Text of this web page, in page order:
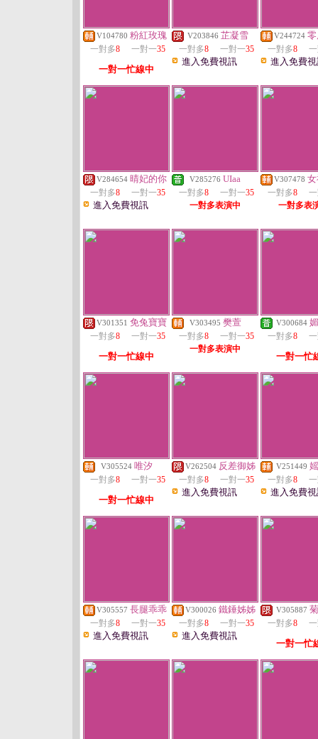
V104780 粉紅玫瑰
一對多8 一對一35
一對一忙線中
V203846 芷凝雪
一對多8 一對一35
進入免費視訊
V244724
一對多8
進入免費
V284654 晴妃的你
一對多8 一對一35
進入免費視訊
V285276 UIaa
一對多8 一對一35
一對多表演中
V307478
一對多8
一對多表
V301351 免兔寶寶
一對多8 一對一35
一對一忙線中
V303495 樊萱
一對多8 一對一35
一對多表演中
V300684
一對多8
一對一忙
V305524 唯汐
一對多8 一對一35
一對一忙線中
V262504 反差御姊
一對多8 一對一35
進入免費視訊
V251449
一對多8
進入免費
V305557 長腿乖乖
一對多8 一對一35
進入免費視訊
V300026 鐵錘姊姊
一對多8 一對一35
進入免費視訊
V305887
一對多8
一對一忙